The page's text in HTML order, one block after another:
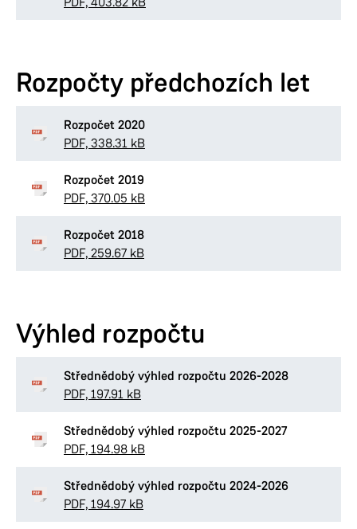
Rozpočty předchozích let
Rozpočet 2020
PDF, 338.31 kB
Rozpočet 2019
PDF, 370.05 kB
Rozpočet 2018
PDF, 259.67 kB
Výhled rozpočtu
Střednědobý výhled rozpočtu 2026-2028
PDF, 197.91 kB
Střednědobý výhled rozpočtu 2025-2027
PDF, 194.98 kB
Střednědobý výhled rozpočtu 2024-2026
PDF, 194.97 kB